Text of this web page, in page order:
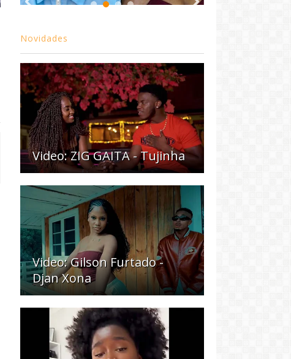
Novidades
Video: ZIG GAITA - Tujinha
Video: Gilson Furtado -
Djan Xona